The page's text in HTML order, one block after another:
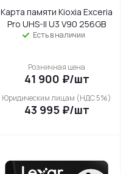
Карта памяти Kioxia Exceria
Pro UHS-II U3 V90 256GB
Есть в наличии
Розничная цена
41 900 ₽/шт
Юридическим лицам (НДС 5%)
43 995₽/шт